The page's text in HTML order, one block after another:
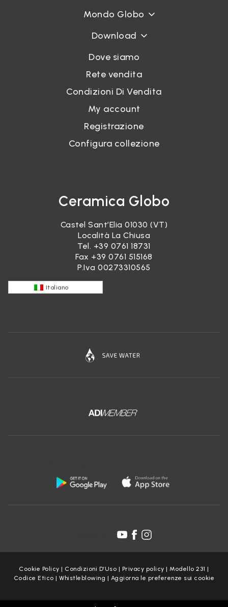
Mondo Globo
Download
Dove siamo
Rete vendita
Condizioni Di Vendita
My account
Registrazione
Configura collezione
Ceramica Globo
Castel Sant’Elia 01030 (VT)
Località La Chiusa
Tel. +39 0761 18731
Fax +39 0761 515168
P.Iva 00273310565
Italiano
Cookie Policy | Condizioni D’Uso | Privacy policy |Modello 231 |
Codice Etico |Whistleblowing | Aggiorna le preferenze sui cookie